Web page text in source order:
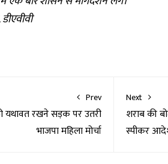
Prev
यथावत रखने सड़क पर उतरी
भाजपा महिला मोर्चा
Next
शराब की
स्पीकर